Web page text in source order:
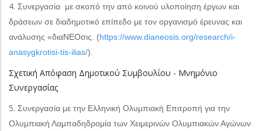
4. Συνεργασία με σκοπό την από κοινού υλοποίηση έργων και
δράσεων σε διαδημοτικό επίπεδο με τον οργανισμό έρευνας και
ανάλυσης «διαΝΕΟσις. (https://www.dianeosis.org/research/i-
anasygkrotisi-tis-ilias/).
Σχετική Απόφαση Δημοτικού Συμβουλίου - Μνημόνιο
Συνεργασίας
5. Συνεργασία με την Ελληνική Ολυμπιακή Επιτροπή για την
Ολυμπιακή Λαμπαδηδρομία των Χειμερινών Ολυμπιακών Αγώνων